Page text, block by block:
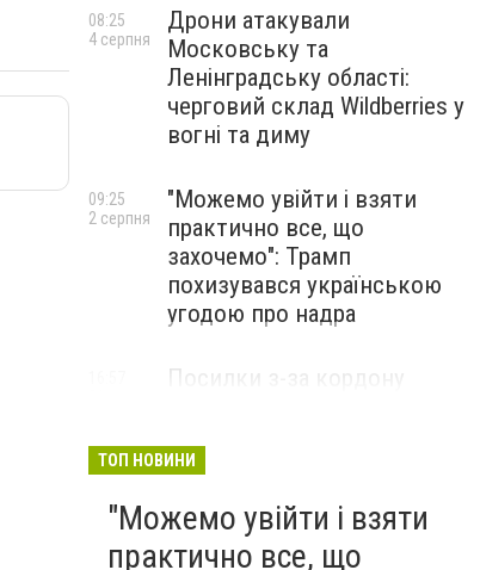
Дрони атакували
Московську та
Ленінградську області:
черговий склад Wildberries у
вогні та диму
08:25
4 серпня
"Можемо увійти і взяти
практично все, що
захочемо": Трамп
похизувався українською
угодою про надра
09:25
2 серпня
Посилки з-за кордону
правила
ТОП НОВИНИ
"Можемо увійти і взяти
практично все, що